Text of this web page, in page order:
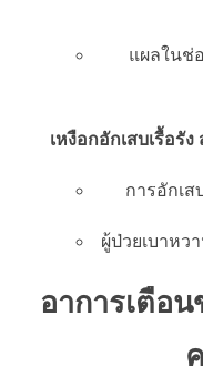
แผลในช่
เหงือกอักเสบเรื้อรั
การอักเ
ผู้ป่วยเบาหว
อาการเตือ